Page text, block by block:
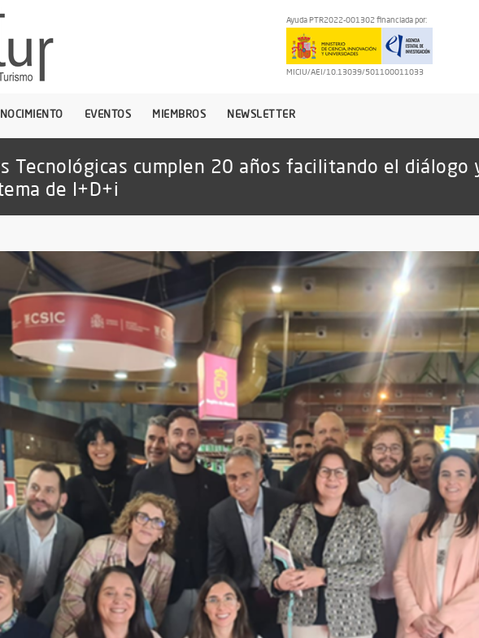
Ayuda PTR2022-001302 financiada por:
MICIU/AEI/10.13039/501100011033
EVENTOS MIEMBROS NEWSLETTER
Tecnológicas cumplen 20 años facilitando el
de I+D+i